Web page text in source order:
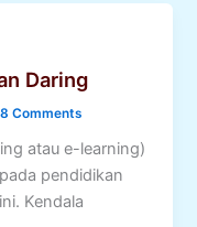
Daring
8 Comments
atau e-learning)
pendidikan
Kendala